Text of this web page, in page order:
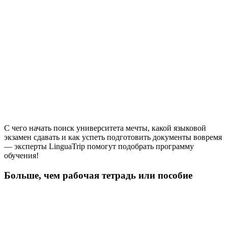
С чего начать поиск университета мечты, какой языковой
экзамен сдавать и как успеть подготовить документы вовремя
— эксперты LinguaTrip помогут подобрать программу
обучения!
Больше, чем рабочая тетрадь или пособие